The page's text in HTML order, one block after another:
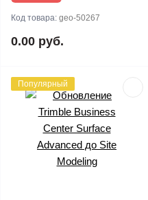
Код товара: geo-50267
0.00 руб.
Популярный